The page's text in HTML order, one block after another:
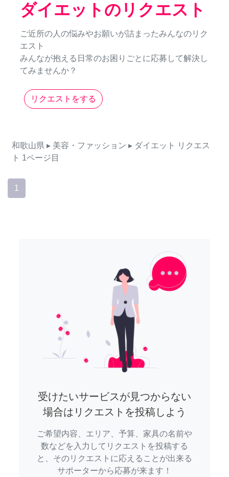
ダイエットのリクエスト
ご近所の人の悩みやお願いが詰まったみんなのリク
エスト
みんなが抱える日常のお困りごとに応募して解決し
てみませんか？
リクエストをする
和歌山県 ▸ 美容・ファッション ▸ ダイエット
リクエス
ト 1ページ目
1
受けたいサービスが見つからない
場合はリクエストを投稿しよう
ご希望内容、エリア、予算、家具の名前や
数などを入力してリクエストを投稿する
と、そのリクエストに応えることが出来る
サポーターから応募が来ます！